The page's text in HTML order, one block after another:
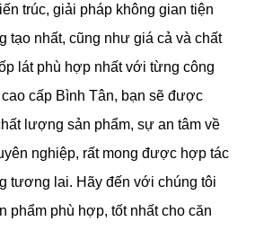
trúc, giải pháp không gian tiện
tạo nhất, cũng như giá cả và chất
lát phù hợp nhất với từng công
cấp Bình Tân, bạn sẽ được
lượng sản phẩm, sự an tâm về
nghiệp, rất mong được hợp tác
tương lai. Hãy đến với chúng tôi
phẩm phù hợp, tốt nhất cho căn